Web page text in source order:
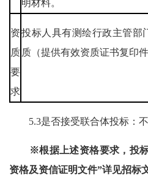
明材料。
资
质
要
求
投标人具有测绘行政主管部
质（提供有效资质证书复印件
5.3是否接受联合体投标：不
※根据上述资格要求，投
资格及资信证明文件”详见招标